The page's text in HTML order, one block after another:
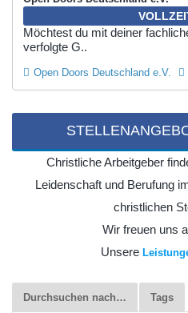
Möchtest du mit deiner
verfolgte G..
Open Doors Deutschland e.V.
Christliche Arbeitgeber
Leidenschaft und Berufung
christlichen
Wir freuen uns
Unsere
Durchsuchen nach… Tags